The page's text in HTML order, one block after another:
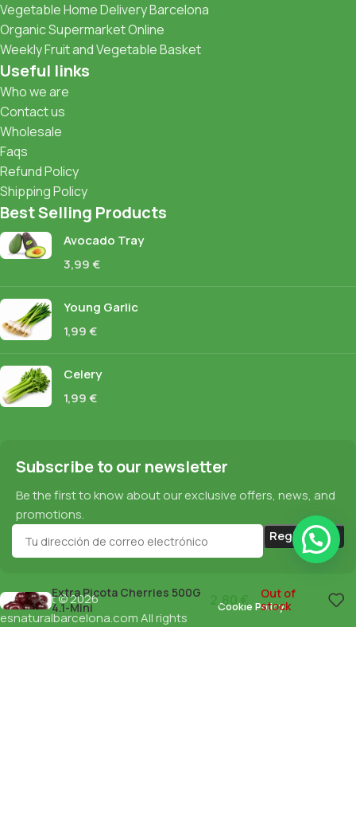
Vegetable Home Delivery Barcelona
Organic Supermarket Online
Weekly Fruit and Vegetable Basket
Useful links
Who we are
Contact us
Wholesale
Faqs
Refund Policy
Shipping Policy
Best Selling Products
Avocado Tray
3,99€
Young Garlic
1,99€
Celery
1,99€
Subscribe to our newsletter
Be the first to know about our exclusive offers, news, and
promotions.
Copyright © 2026
esnaturalbarcelona.comAll rights
Cookie Policy
Extra Picota Cherries 500G
4.1-Mini
2,80€
Out of
stock